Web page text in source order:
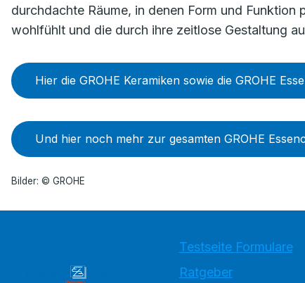
durchdachte Räume, in denen Form und
wohlfühlt und die durch ihre zeitlose Gestaltung
Hier die GROHE Keramiken sowie die GROHE
Und hier noch mehr zur gesamten GROHE
Bilder: © GROHE
Testseite Formulare
Ratgeber